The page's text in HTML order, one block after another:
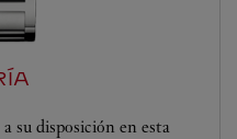
su disposición en esta